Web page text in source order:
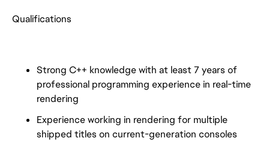
Qualifications
Strong C++ knowledge with at least 7 years of
professional programming experience in real-time
rendering
Experience working in rendering for multiple
shipped titles on current-generation consoles